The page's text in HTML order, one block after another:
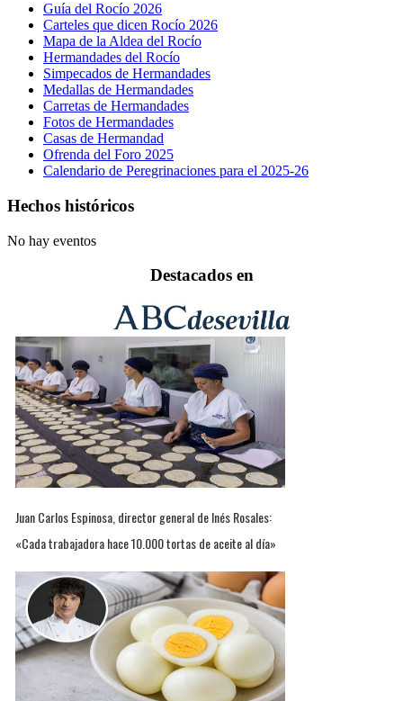
Guía del Rocío 2026
Carteles que dicen Rocío 2026
Mapa de la Aldea del Rocío
Hermandades del Rocío
Simpecados de Hermandades
Medallas de Hermandades
Carretas de Hermandades
Fotos de Hermandades
Casas de Hermandad
Ofrenda del Foro 2025
Calendario de Peregrinaciones para el 2025-26
Hechos históricos
No hay eventos
Destacados en
Juan Carlos Espinosa, director general de Inés Rosales:
«Cada trabajadora hace 10.000 tortas de aceite al día»